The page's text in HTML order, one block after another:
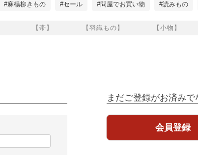
【帯】 【羽織もの】 【小物】
#麻楊柳きもの #セール #問屋でお買い物 #読みもの
まだご登録がお済みで
会員登録